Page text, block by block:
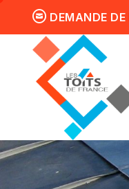
DEMANDE